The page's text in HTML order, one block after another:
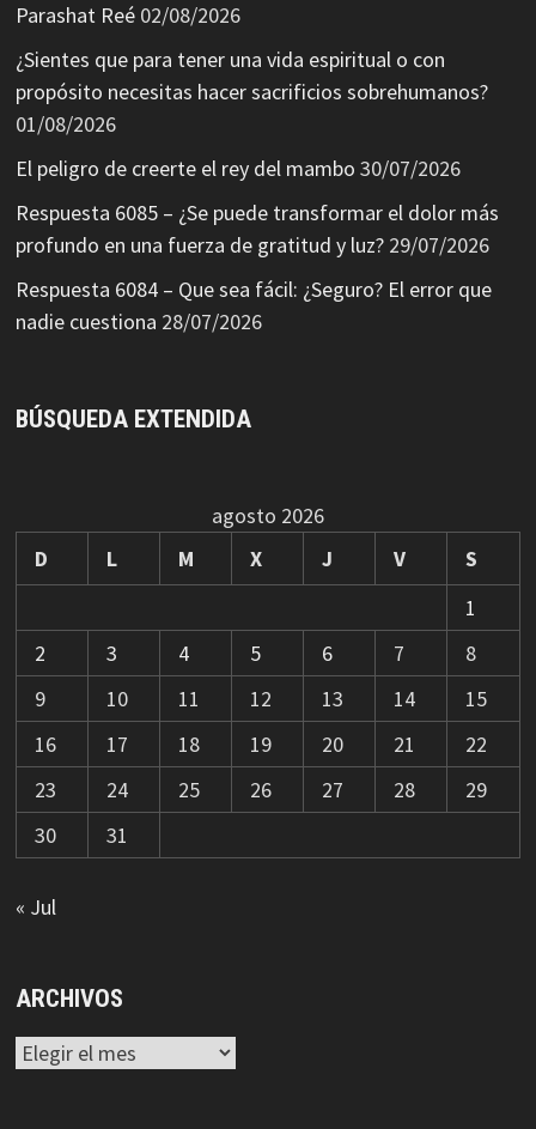
Parashat Reé 02/08/2026
¿Sientes que para tener una vida espiritual o con
propósito necesitas hacer sacrificios sobrehumanos?
01/08/2026
El peligro de creerte el rey del mambo 30/07/2026
Respuesta 6085 – ¿Se puede transformar el dolor más
profundo en una fuerza de gratitud y luz? 29/07/2026
Respuesta 6084 – Que sea fácil: ¿Seguro? El error que
nadie cuestiona 28/07/2026
BÚSQUEDA EXTENDIDA
agosto 2026
D
L M X J V
S
1
2
3 4 5 6 7
8
9
10 11 12 13 14
15
16
17 18 19 20 21
22
23
24 25 26 27 28
29
30
31
« Jul
ARCHIVOS
Archivos